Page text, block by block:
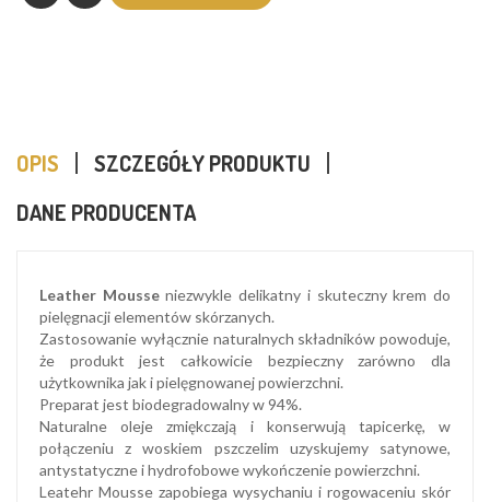
OPIS
SZCZEGÓŁY PRODUKTU
DANE PRODUCENTA
Leather Mousseniezwykle delikatny i skuteczny krem do
pielęgnacji elementów skórzanych.
Zastosowanie wyłącznie naturalnych składników powoduje,
że produkt jest całkowicie bezpieczny zarówno dla
użytkownika jak i pielęgnowanej powierzchni.
Preparat jest biodegradowalny w 94%.
Naturalne oleje zmiękczają i konserwują tapicerkę, w
połączeniu z woskiem pszczelim uzyskujemy satynowe,
antystatyczne i hydrofobowe wykończenie powierzchni.
Leatehr Mousse zapobiega wysychaniu i rogowaceniu skór